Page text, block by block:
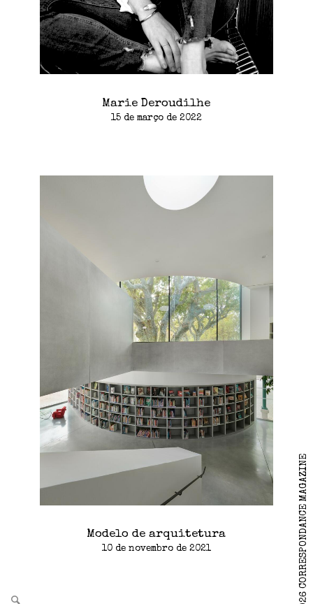
Marie Deroudilhe
15 de março de 2022
Modelo de arquitetura
10 de novembro de 2021 2026 CORRESPONDANCE MAGAZINE